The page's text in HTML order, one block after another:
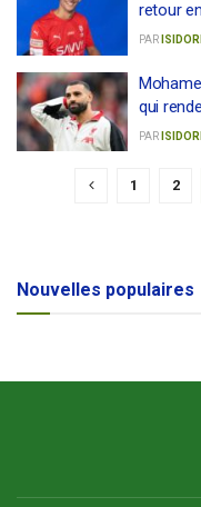
retour
PAR
qui
PAR
1 2
Nouvelles populaires